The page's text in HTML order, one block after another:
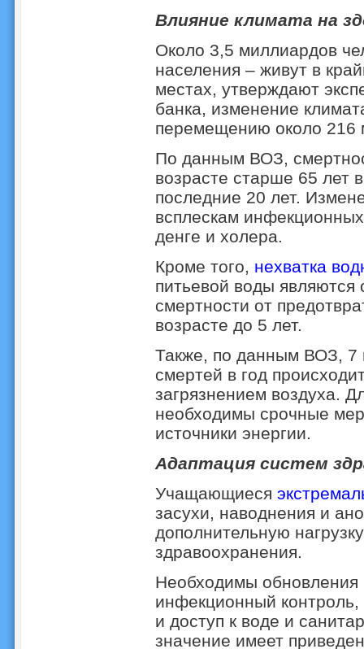
Влияние климата на
Около 3,5 миллиардов
населения – живут в
местах, утверждают
банка, изменение
перемещению около 216
По данным ВОЗ,
возрасте старше 65 лет
последние 20 лет.
всплескам
денге и холера.
Кроме того, нехватка
питьевой воды
смертности от
возрасте до 5 лет.
Также, по данным ВОЗ, 7
смертей в год
загрязнением воздуха.
необходимы срочные
источники энергии.
Адаптация систем
Учащающиеся
засухи, наводнения и
дополнительную
здравоохранения.
Необходимы обновления
инфекционный контроль,
и доступ к воде и
значение имеет